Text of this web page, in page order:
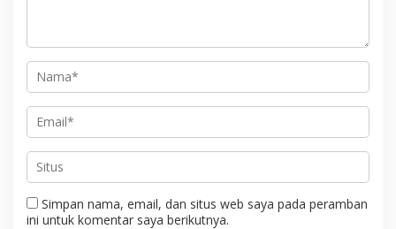
Simpan nama, email, dan situs web saya pada peramban
ini untuk komentar saya berikutnya.